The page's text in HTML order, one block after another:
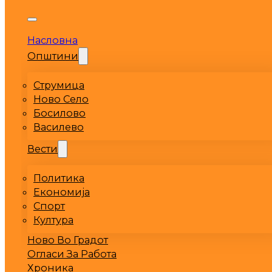
Насловна
Општини
Струмица
Ново Село
Босилово
Василево
Вести
Политика
Економија
Спорт
Култура
Ново Во Градот
Огласи За Работа
Хроника